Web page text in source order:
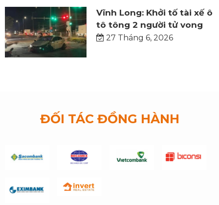
Vĩnh Long: Khởi tố tài xế ô
tô tông 2 người tử vong
27 Tháng 6, 2026
ĐỐI TÁC ĐỒNG HÀNH